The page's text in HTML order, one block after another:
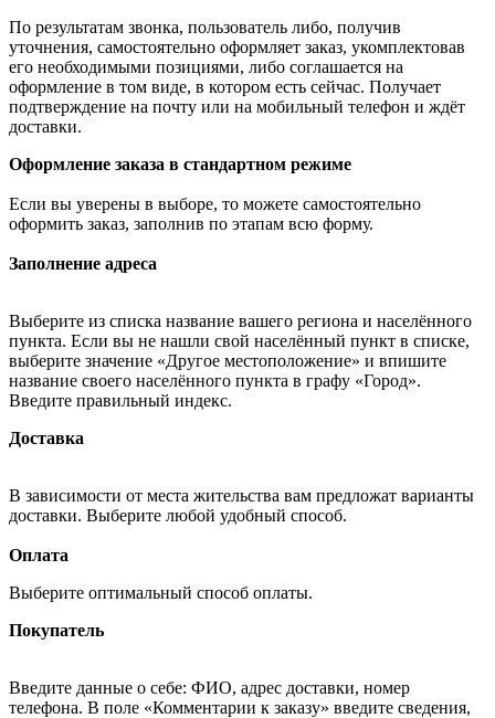
По результатам звонка, пользователь либо, получив
уточнения, самостоятельно оформляет заказ, укомплектовав
его необходимыми позициями, либо соглашается на
оформление в том виде, в котором есть сейчас. Получает
подтверждение на почту или на мобильный телефон и ждёт
доставки.
Оформление заказа в стандартном режиме
Если вы уверены в выборе, то можете самостоятельно
оформить заказ, заполнив по этапам всю форму.
Заполнение адреса
Выберите из списка название вашего региона и населённого
пункта. Если вы не нашли свой населённый пункт в списке,
выберите значение «Другое местоположение» и впишите
название своего населённого пункта в графу «Город».
Введите правильный индекс.
Доставка
В зависимости от места жительства вам предложат варианты
доставки. Выберите любой удобный способ.
Оплата
Выберите оптимальный способ оплаты.
Покупатель
Введите данные о себе: ФИО, адрес доставки, номер
телефона. В поле «Комментарии к заказу» введите сведения,